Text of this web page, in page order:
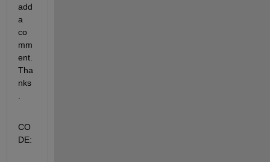
add
a
co
mm
ent.
Tha
nks
CO
DE: